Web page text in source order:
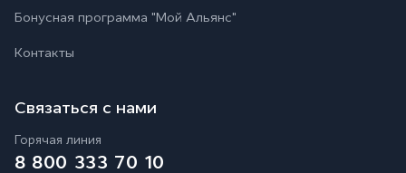
Бонусная программа "Мой Альянс"
Контакты
Связаться с нами
Горячая линия
8 800 333 70 10